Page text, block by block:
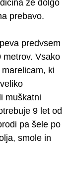
že dolgo
prebavo.
predvsem
metrov. Vsako
ki
muškatni
9 let od
pa šele po
smole in